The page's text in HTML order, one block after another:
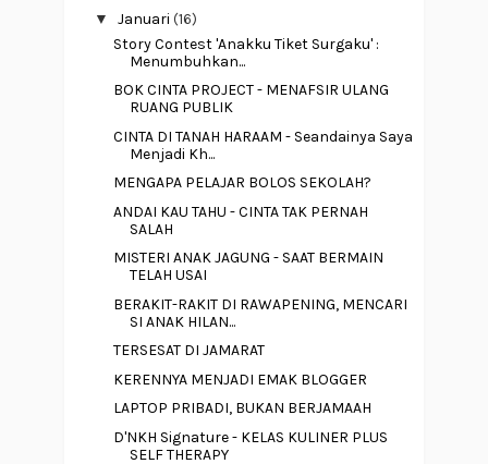
▼ Januari (16)
Story Contest 'Anakku Tiket Surgaku' :
Menumbuhkan...
BOK CINTA PROJECT - MENAFSIR ULANG
RUANG PUBLIK
CINTA DI TANAH HARAAM - Seandainya Saya
Menjadi Kh...
MENGAPA PELAJAR BOLOS SEKOLAH?
ANDAI KAU TAHU - CINTA TAK PERNAH
SALAH
MISTERI ANAK JAGUNG - SAAT BERMAIN
TELAH USAI
BERAKIT-RAKIT DI RAWAPENING, MENCARI
SI ANAK HILAN...
TERSESAT DI JAMARAT
KERENNYA MENJADI EMAK BLOGGER
LAPTOP PRIBADI, BUKAN BERJAMAAH
D'NKH Signature - KELAS KULINER PLUS
SELF THERAPY